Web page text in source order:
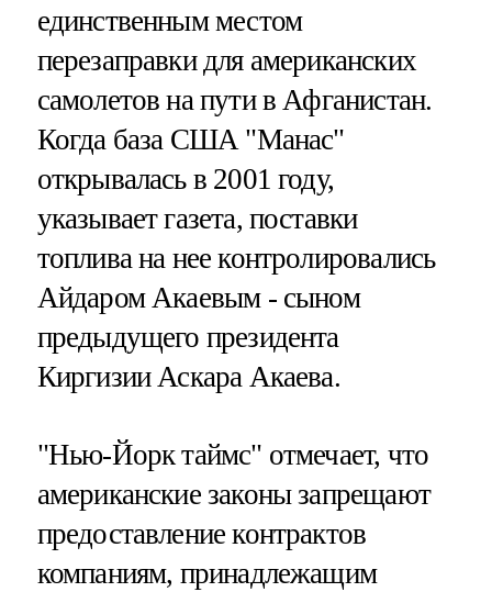
единственным местом
перезаправки для американских
самолетов на пути в Афганистан.
Когда база США "Манас"
открывалась в 2001 году,
указывает газета, поставки
топлива на нее контролировались
Айдаром Акаевым - сыном
предыдущего президента
Киргизии Аскара Акаева.
"Нью-Йорк таймс" отмечает, что
американские законы запрещают
предоставление контрактов
компаниям, принадлежащим